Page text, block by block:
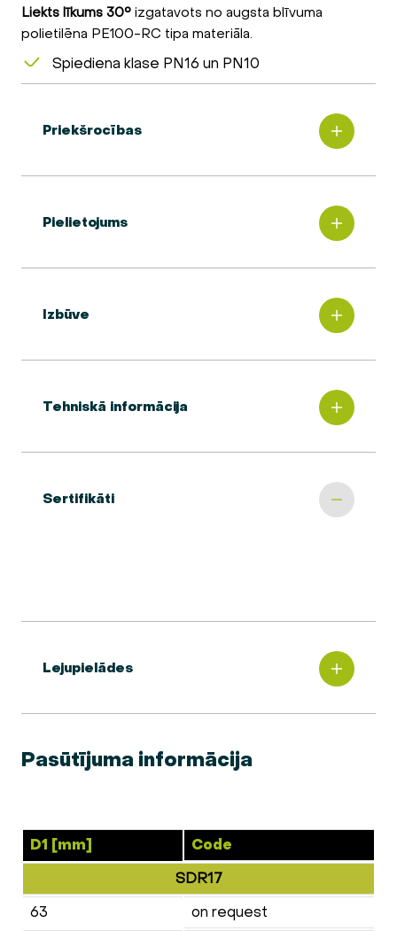
Liekts līkums 30° izgatavots no augsta blīvuma
polietilēna PE100-RC tipa materiāla.
Spiediena klase PN16 un PN10
Priekšrocības
Pielietojums
Izbūve
Tehniskā informācija
Sertifikāti
Lejupielādes
Pasūtījuma informācija
D1 [mm] Code
SDR17
63
on request